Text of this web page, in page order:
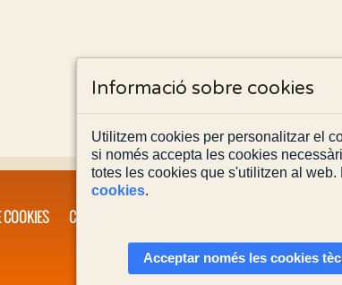
COOKIES CONTACTA'NS
Informació sobre cookies
Utilitzem cookies per personalitzar el
si només accepta les cookies
totes les cookies que s'utilitzen al
cookies.
Acceptar només les cookies